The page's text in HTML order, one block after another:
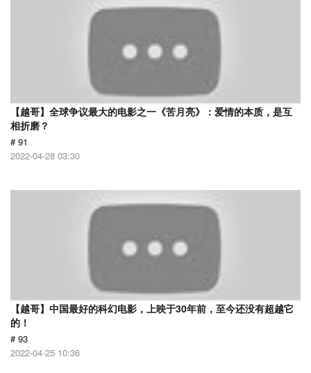
【越哥】全球争议最大的电影之一《苦月亮》：爱情的本质，是互
相折磨？
# 91
2022-04-28 03:30
【越哥】中国最好的科幻电影，上映于30年前，至今还没有超越它
的！
# 93
2022-04-25 10:36